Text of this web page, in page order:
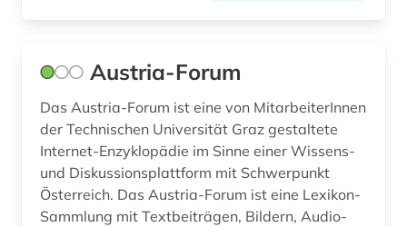
johann sebastian (4)
johann sebastian bach (2)
johannes (1)
Austria-Forum
Das Austria-Forum ist eine von MitarbeiterInnen
der Technischen Universität Graz gestaltete
Internet-Enzyklopädie im Sinne einer Wissens-
und Diskussionsplattform mit Schwerpunkt
Österreich. Das Austria-Forum ist eine Lexikon-
Sammlung mit Textbeiträgen, Bildern, Audio-